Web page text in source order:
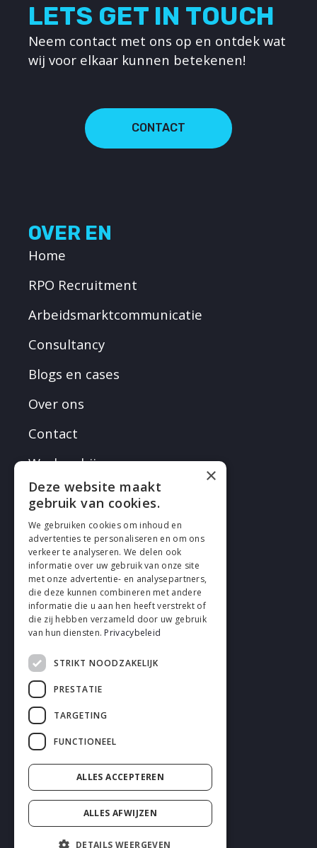
LETS GET IN TOUCH
Neem contact met ons op en ontdek wat
wij voor elkaar kunnen betekenen!
CONTACT
OVER EN
Home
RPO Recruitment
Arbeidsmarktcommunicatie
Consultancy
Blogs en cases
Over ons
Contact
Werken bij
VOLG EN
Cookies
Privacy
Disclaimer
Algemene voorwaarden
×
Deze website maakt
gebruik van cookies.
We gebruiken cookies om inhoud en
advertenties te personaliseren en om ons
verkeer te analyseren. We delen ook
informatie over uw gebruik van onze site
met onze advertentie- en analysepartners,
die deze kunnen combineren met andere
informatie die u aan hen heeft verstrekt of
die zij hebben verzameld door uw gebruik
van hun diensten. Privacybeleid
STRIKT NOODZAKELIJK
PRESTATIE
TARGETING
FUNCTIONEEL
ALLES ACCEPTEREN
ALLES AFWIJZEN
DETAILS WEERGEVEN